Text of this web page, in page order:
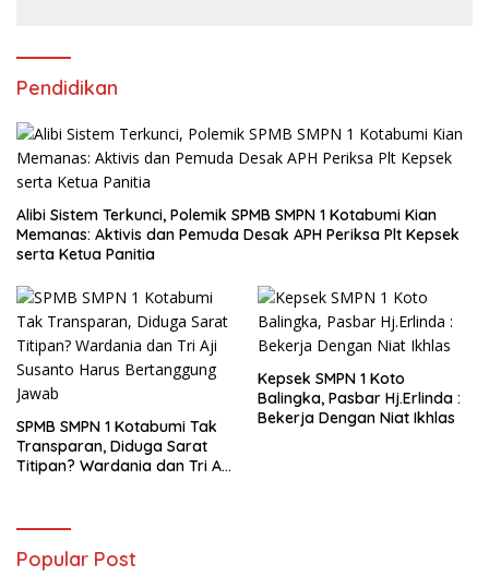
Pendidikan
Alibi Sistem Terkunci, Polemik SPMB SMPN 1 Kotabumi Kian
Memanas: Aktivis dan Pemuda Desak APH Periksa Plt Kepsek
serta Ketua Panitia
SPMB SMPN 1 Kotabumi Tak
Transparan, Diduga Sarat
Titipan? Wardania dan Tri Aji
Kepsek SMPN 1 Koto
Balingka, Pasbar Hj.Erlinda :
Bekerja Dengan Niat Ikhlas
Popular Post